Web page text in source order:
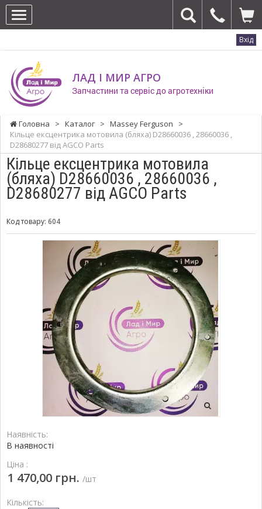
Вхід
ЛАД І МИР АГРО
Запчастини та сервіс до агротехніки
Головна > Каталог > Massey Ferguson
>
Кільце ексцентрика мотовила (бляха) D28660036 , 28660036 ,
D28680277 від AGCO Parts
Кільце ексцентрика мотовила
(бляха) D28660036 , 28660036 ,
D28680277 від AGCO Parts
Код товару: 604
Наявність:
В наявності
Ціна :
1 470,00 грн. /шт
Кількість: